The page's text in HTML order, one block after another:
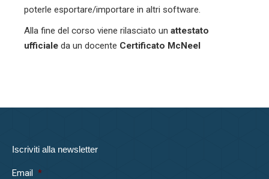
poterle esportare/importare in altri software.
Alla fine del corso viene rilasciato un attestato
ufficiale da un docente Certificato McNeel
Iscriviti alla newsletter
Email *